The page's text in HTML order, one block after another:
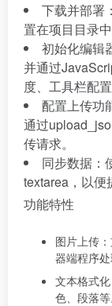
下载并部署
置在项目目录中
初始化编辑
并通过
度、工具栏配置
配置上传功
通过
传请求。
同步数据：
textarea，以便
功能特性
图片上传
器端程序处
文本格式
色、段落等